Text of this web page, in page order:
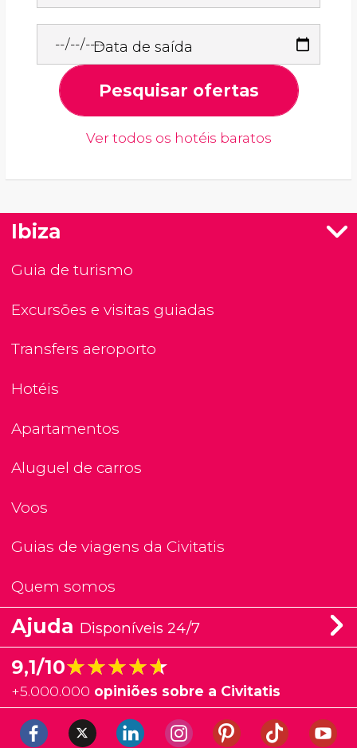
Data de saída
Pesquisar ofertas
Ver todos os hotéis baratos
Ibiza
Guia de turismo
Excursões e visitas guiadas
Transfers aeroporto
Hotéis
Apartamentos
Aluguel de carros
Voos
Guias de viagens da Civitatis
Quem somos
Ajuda Disponíveis 24/7
9,1/10★★★★★
★★★★★
+5.000.000 opiniões sobre a Civitatis